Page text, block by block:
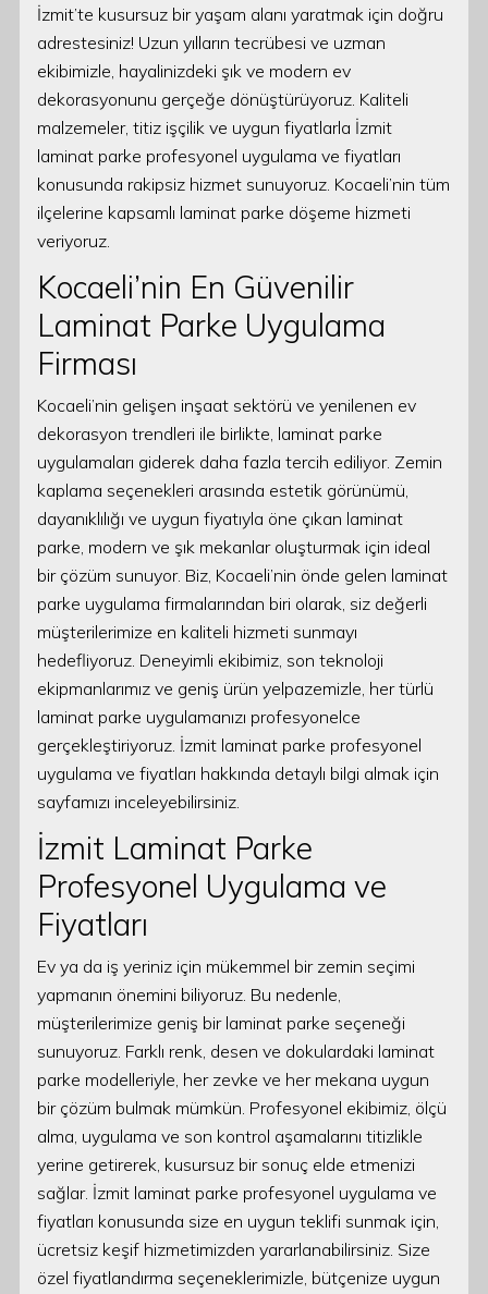
İzmit’te kusursuz bir yaşam alanı yaratmak için doğru
adrestesiniz! Uzun yılların tecrübesi ve uzman
ekibimizle, hayalinizdeki şık ve modern ev
dekorasyonunu gerçeğe dönüştürüyoruz. Kaliteli
malzemeler, titiz işçilik ve uygun fiyatlarla İzmit
laminat parke profesyonel uygulama ve fiyatları
konusunda rakipsiz hizmet sunuyoruz. Kocaeli’nin tüm
ilçelerine kapsamlı laminat parke döşeme hizmeti
veriyoruz.
Kocaeli’nin En Güvenilir
Laminat Parke Uygulama
Firması
Kocaeli’nin gelişen inşaat sektörü ve yenilenen ev
dekorasyon trendleri ile birlikte, laminat parke
uygulamaları giderek daha fazla tercih ediliyor. Zemin
kaplama seçenekleri arasında estetik görünümü,
dayanıklılığı ve uygun fiyatıyla öne çıkan laminat
parke, modern ve şık mekanlar oluşturmak için ideal
bir çözüm sunuyor. Biz, Kocaeli’nin önde gelen laminat
parke uygulama firmalarından biri olarak, siz değerli
müşterilerimize en kaliteli hizmeti sunmayı
hedefliyoruz. Deneyimli ekibimiz, son teknoloji
ekipmanlarımız ve geniş ürün yelpazemizle, her türlü
laminat parke uygulamanızı profesyonelce
gerçekleştiriyoruz. İzmit laminat parke profesyonel
uygulama ve fiyatları hakkında detaylı bilgi almak için
sayfamızı inceleyebilirsiniz.
İzmit Laminat Parke
Profesyonel Uygulama ve
Fiyatları
Ev ya da iş yeriniz için mükemmel bir zemin seçimi
yapmanın önemini biliyoruz. Bu nedenle,
müşterilerimize geniş bir laminat parke seçeneği
sunuyoruz. Farklı renk, desen ve dokulardaki laminat
parke modelleriyle, her zevke ve her mekana uygun
bir çözüm bulmak mümkün. Profesyonel ekibimiz, ölçü
alma, uygulama ve son kontrol aşamalarını titizlikle
yerine getirerek, kusursuz bir sonuç elde etmenizi
sağlar. İzmit laminat parke profesyonel uygulama ve
fiyatları konusunda size en uygun teklifi sunmak için,
ücretsiz keşif hizmetimizden yararlanabilirsiniz. Size
özel fiyatlandırma seçeneklerimizle, bütçenize uygun